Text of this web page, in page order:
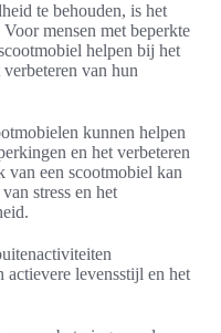
te behouden, is het
mensen met beperkte
helpen bij het
van hun
kunnen helpen
en het verbeteren
van een scootmobiel kan
stress en het
actievere levensstijl en het